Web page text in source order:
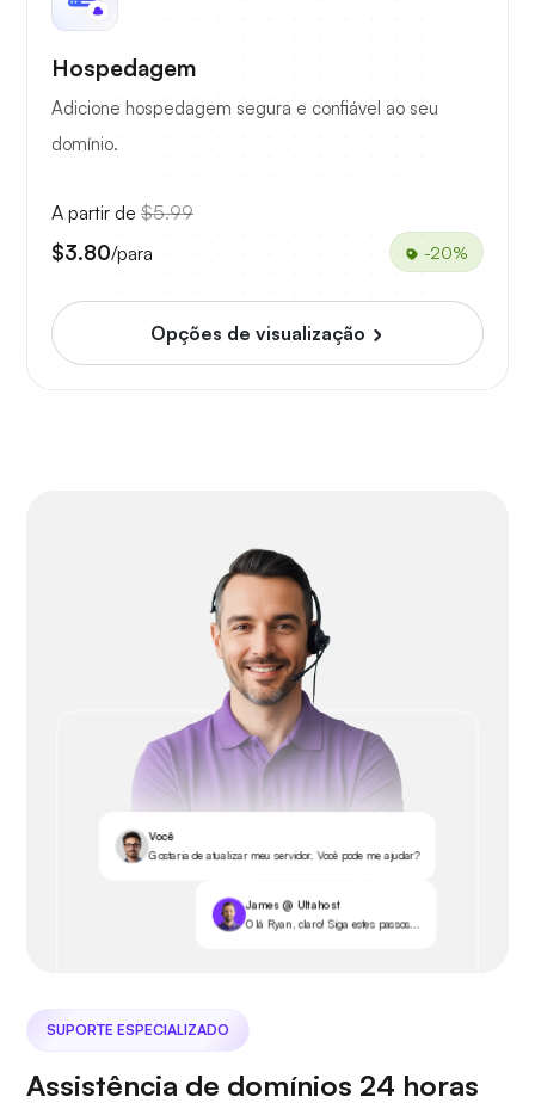
Hospedagem
Adicione hospedagem segura e confiável ao seu
domínio.
A partir de $5.99
$3.80/para -20%
Opções de visualização
Você
Gostaria de atualizar meu servidor. Você pode me ajudar?
James @ Ultahost
Olá Ryan, claro! Siga estes passos...
SUPORTE ESPECIALIZADO
Assistência de domínios 24 horas